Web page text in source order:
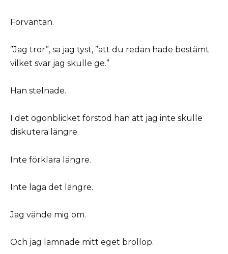
Förväntan.
”Jag tror”, sa jag tyst, ”att du redan hade bestämt
vilket svar jag skulle ge.”
Han stelnade.
I det ögonblicket förstod han att jag inte skulle
diskutera längre.
Inte förklara längre.
Inte laga det längre.
Jag vände mig om.
Och jag lämnade mitt eget bröllop.